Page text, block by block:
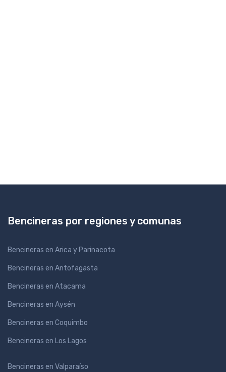
Bencineras por regiones y comunas
Bencineras en Arica y Parinacota
Bencineras en Antofagasta
Bencineras en Atacama
Bencineras en Aysén
Bencineras en Coquimbo
Bencineras en Los Lagos
Bencineras en Valparaíso